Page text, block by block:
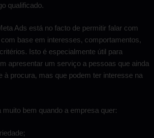
qualificado.
Ads está no facto de permitir falar com
base em interesses, comportamentos,
Isto é especialmente útil para
apresentar um serviço a pessoas que ainda
à procura, mas que podem ter interesse na
muito bem quando a empresa quer: